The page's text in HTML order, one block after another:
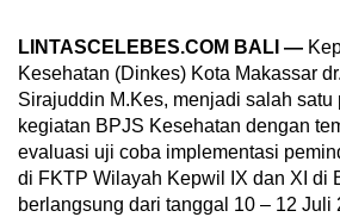
LINTASCELEBES.COM BALI —
Kesehatan (Dinkes) Kota Makassar
Sirajuddin M.Kes, menjadi salah satu
kegiatan BPJS Kesehatan dengan
evaluasi uji coba implementasi
di FKTP Wilayah Kepwil IX dan XI di
berlangsung dari tanggal 10 – 12 Juli